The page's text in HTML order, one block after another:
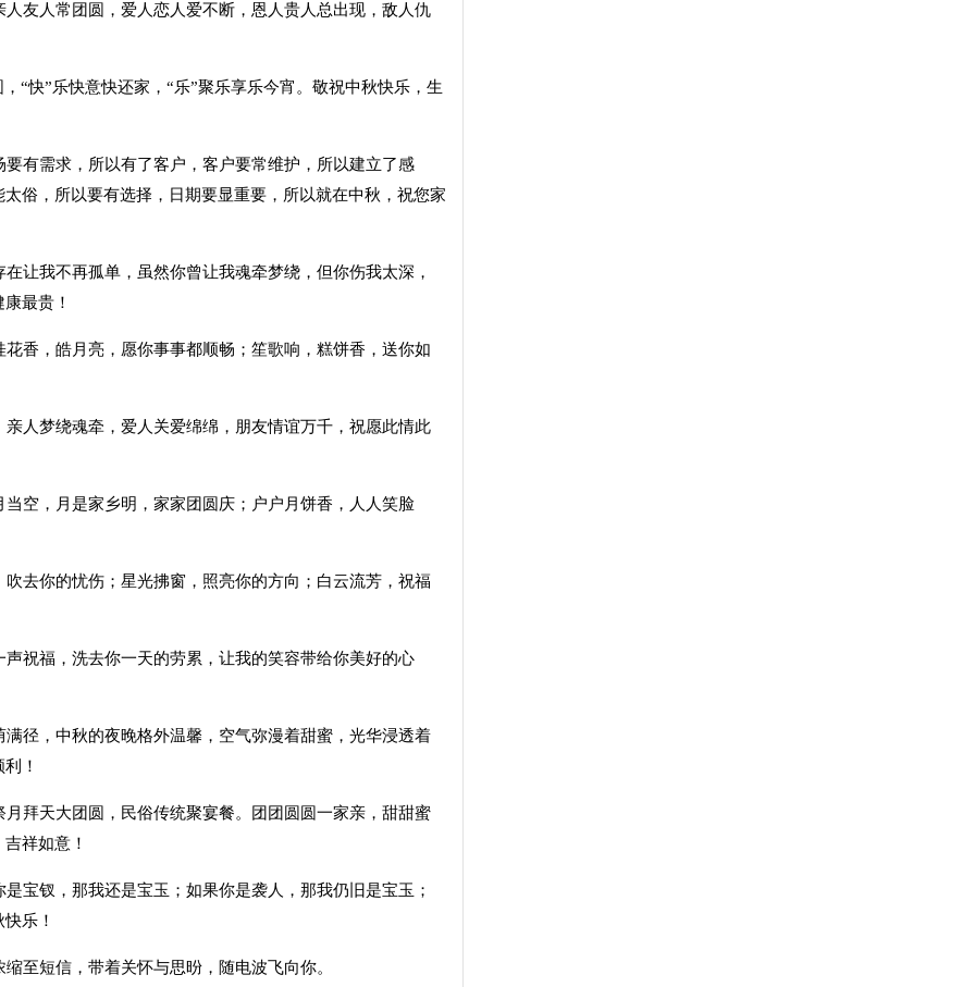
人常团圆，爱人恋人爱不断，恩人贵人总出现，敌人仇
快”乐快意快还家，“乐”聚乐享乐今宵。敬祝中秋快乐，生
需求，所以有了客户，客户要常维护，所以建立了感
俗，所以要有选择，日期要显重要，所以就在中秋，祝您家
我不再孤单，虽然你曾让我魂牵梦绕，但你伤我太深，
最贵！
，皓月亮，愿你事事都顺畅；笙歌响，糕饼香，送你如
梦绕魂牵，爱人关爱绵绵，朋友情谊万千，祝愿此情此
，月是家乡明，家家团圆庆；户户月饼香，人人笑脸
你的忧伤；星光拂窗，照亮你的方向；白云流芳，祝福
福，洗去你一天的劳累，让我的笑容带给你美好的心
，中秋的夜晚格外温馨，空气弥漫着甜蜜，光华浸透着
！
天大团圆，民俗传统聚宴餐。团团圆圆一家亲，甜甜蜜
祥如意！
钗，那我还是宝玉；如果你是袭人，那我仍旧是宝玉；
乐！
短信，带着关怀与思昐，随电波飞向你。